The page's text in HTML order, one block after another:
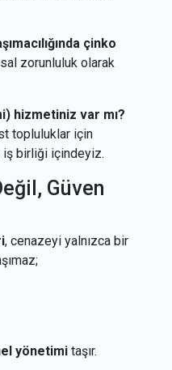
çinko
zorunluluk olarak
hizmetiniz var mı?
topluluklar için
iş birliği içindeyiz.
Güven
, cenazeyi yalnızca bir
yönetimi taşır.